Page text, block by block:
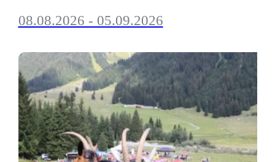
08.08.2026 - 05.09.2026